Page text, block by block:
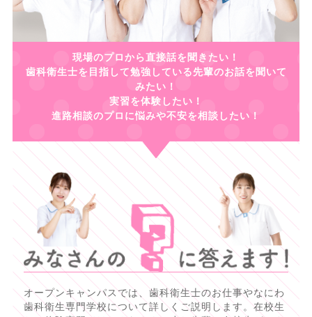
現場のプロから直接話を聞きたい！
歯科衛生士を目指して勉強している先輩のお話を聞いて
みたい！
実習を体験したい！
進路相談のプロに悩みや不安を相談したい！
オープンキャンパスでは、歯科衛生士のお仕事やなにわ
歯科衛生専門学校について詳しくご説明します。在校生